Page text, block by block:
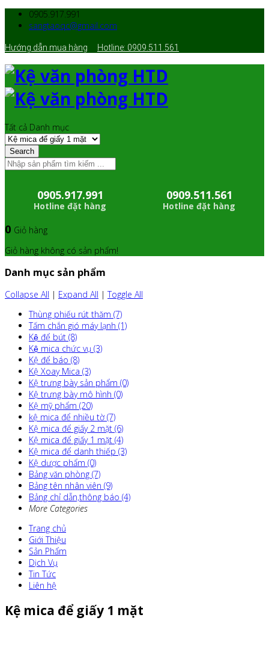
0905.917.991
sangtaoqc@gmail.com
Hướng dẫn mua hàng Hotline: 0909.511.561
Tất cả Danh mục
Search
0905.917.991
Hotline đặt hàng
0909.511.561
Hotline đặt hàng
0 Giỏ hàng
Giỏ hàng không có sản phẩm!
Danh mục sản phẩm
Collapse All | Expand All |Toggle All
Thùng phiếu rút thăm (7)
Tấm chắn gió máy lạnh (1)
Kệ để bút (8)
Kệ mica chức vụ (3)
Kệ để báo (8)
Kệ Xoay Mica (3)
Kệ trưng bày sản phẩm (0)
Kệ trưng bày mô hình (0)
Kệ mỹ phẩm (20)
kệ mica để nhiều tờ (7)
Kệ mica để giấy 2 mặt (6)
Kệ mica để giấy 1 mặt (4)
Kệ mica để danh thiếp (3)
Kệ dược phẩm (0)
Bảng văn phòng (7)
Bảng tên nhân viên (9)
Bảng chỉ dẫn,thông báo (4)
More Categories
Trang chủ
Giới Thiệu
Sản Phẩm
Dịch Vụ
Tin Tức
Liên hệ
Kệ mica để giấy 1 mặt